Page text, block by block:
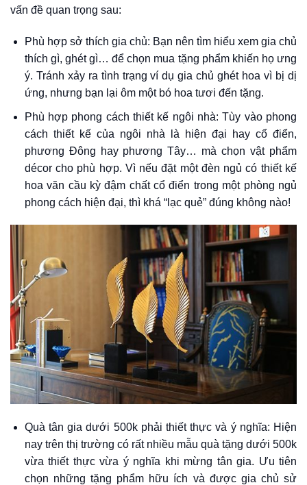
vấn đề quan trọng sau:
Phù hợp sở thích gia chủ: Bạn nên tìm hiểu xem gia chủ
thích gì, ghét gì… để chọn mua tặng phẩm khiến họ ưng
ý. Tránh xảy ra tình trạng ví dụ gia chủ ghét hoa vì bị dị
ứng, nhưng bạn lại ôm một bó hoa tươi đến tặng.
Phù hợp phong cách thiết kế ngôi nhà: Tùy vào phong
cách thiết kế của ngôi nhà là hiện đại hay cổ điển,
phương Đông hay phương Tây… mà chọn vật phẩm
décor cho phù hợp. Vì nếu đặt một đèn ngủ có thiết kế
hoa văn cầu kỳ đậm chất cổ điển trong một phòng ngủ
phong cách hiện đại, thì khá “lạc quẻ” đúng không nào!
Quà tân gia dưới 500k phải thiết thực và ý nghĩa: Hiện
nay trên thị trường có rất nhiều mẫu quà tặng dưới 500k
vừa thiết thực vừa ý nghĩa khi mừng tân gia. Ưu tiên
chọn những tặng phẩm hữu ích và được gia chủ sử